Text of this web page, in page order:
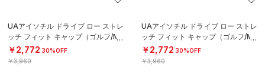
UAアイソチル ドライブ ロー ストレ
ッチ フィット キャップ（ゴルフ/ME
N）
￥2,772 30%OFF
￥3,960
UAアイソチル ドライブ ロー ストレ
ッチ フィット キャップ（ゴルフ/ME
N）
￥2,772 30%OFF
￥3,960